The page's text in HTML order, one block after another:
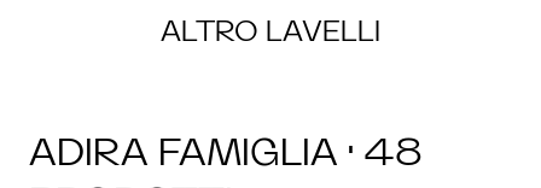
ALTRO LAVELLI
ADIRA FAMIGLIA · 48